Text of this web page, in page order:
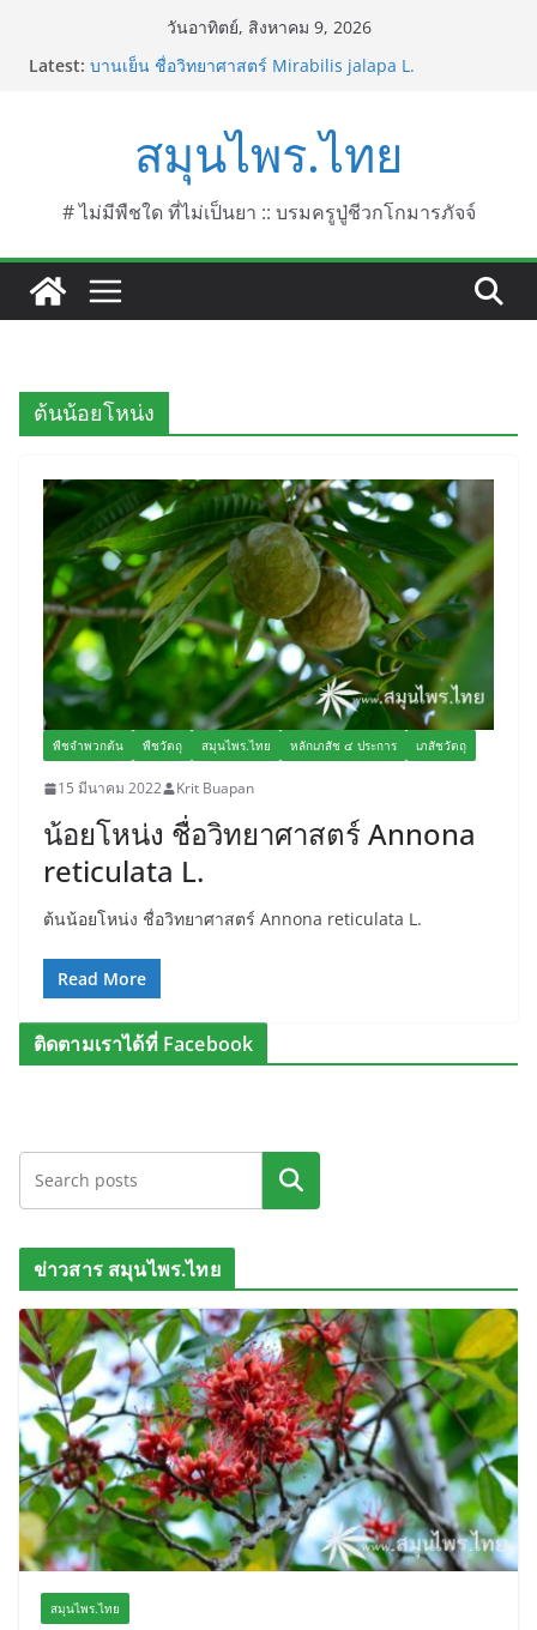
วันอาทิตย์, สิงหาคม 9, 2026
Latest: บานเย็น ชื่อวิทยาศาสตร์ Mirabilis jalapa L.
บานไม่รู้โรยไฟเออร์เวิร์ค ชื่อวิทยาศาสตร์ Gomphrena
pulchella L. (Firework)
บานไม่รู้โรยป่า ชื่อวิทยาศาสตร์ Gomphrena
celosioides Mart.
สมุนไพร.ไทย
# ไม่มีพืชใด ที่ไม่เป็นยา :: บรมครูปู่ชีวกโกมารภัจจ์
ต้นน้อยโหน่ง
พืชจำพวกต้น พืชวัตถุ สมุนไพร.ไทย หลักเภสัช ๔ ประการ เภสัชวัตถุ
15 มีนาคม 2022 Krit Buapan
น้อยโหน่ง ชื่อวิทยาศาสตร์ Annona
reticulata L.
ต้นน้อยโหน่ง ชื่อวิทยาศาสตร์ Annona reticulata L.
Read More
ติดตามเราได้ที่ Facebook
ค้นหา
ข่าวสาร สมุนไพร.ไทย
สมุนไพร.ไทย